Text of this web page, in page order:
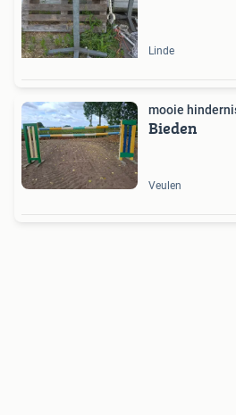
Linde
mooie
Bieden
Veulen